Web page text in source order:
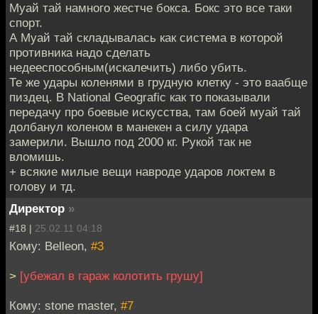
Муай тай намного жестче бокса. Бокс это все таки
спорт.
А Муай тай складывалась как система в которой
противника надо сделать
недееспособным(искалечить) либо убить.
Те же удары коленями в грудную клетку - это ваабще
пиздец. В National Geografic как то показывали
передачу про боевые искусства, там боей муай тай
долбанул коленом в манекен а силу удара
замерили. Вышло под 2000 кг. Рукой так не
вломишь.
+ всякие милые вещи навроде ударов локтем в
голову и тд.
Директор »
#18 | 25.02.11 04:18
Кому: Belleon, #3
> [убежал в гараж колотить грушу]
Кому: stone master, #7